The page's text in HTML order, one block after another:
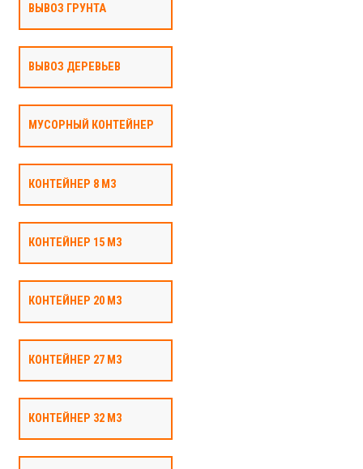
ВЫВОЗ ГРУНТА
ВЫВОЗ ДЕРЕВЬЕВ
МУСОРНЫЙ КОНТЕЙНЕР
КОНТЕЙНЕР 8 М3
КОНТЕЙНЕР 15 М3
КОНТЕЙНЕР 20 М3
КОНТЕЙНЕР 27 М3
КОНТЕЙНЕР 32 М3